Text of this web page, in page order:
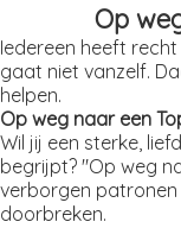
Op
Iedereen heeft
gaat niet vanzelf.
helpen.
Op weg naar een
Wil jij een sterke,
begrijpt? "Op weg
verborgen patronen
doorbreken.